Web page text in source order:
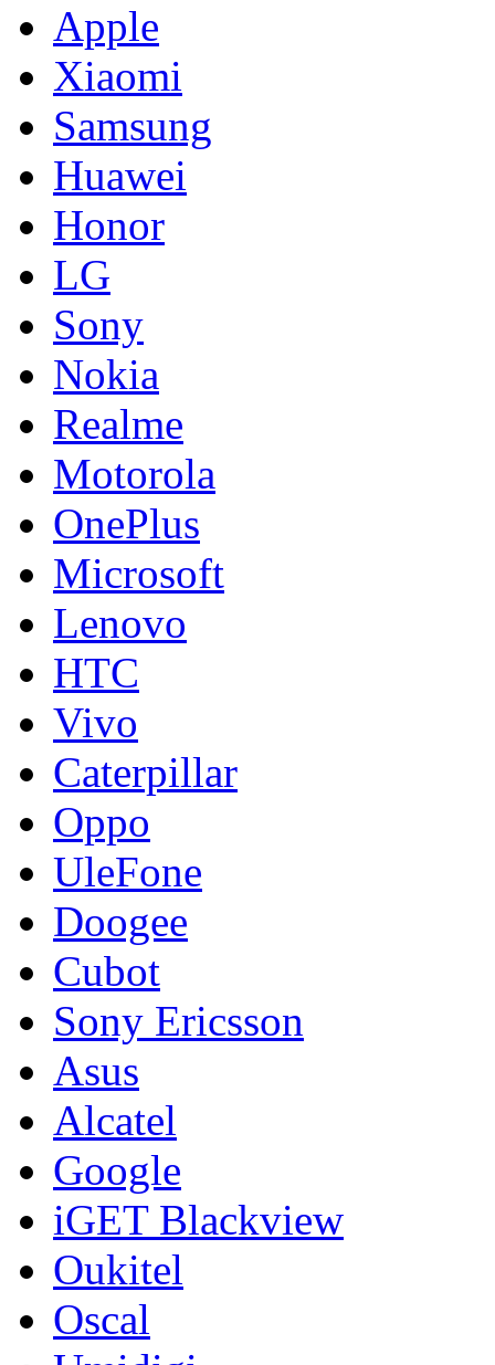
Apple
Xiaomi
Samsung
Huawei
Honor
LG
Sony
Nokia
Realme
Motorola
OnePlus
Microsoft
Lenovo
HTC
Vivo
Caterpillar
Oppo
UleFone
Doogee
Cubot
Sony Ericsson
Asus
Alcatel
Google
iGET Blackview
Oukitel
Oscal